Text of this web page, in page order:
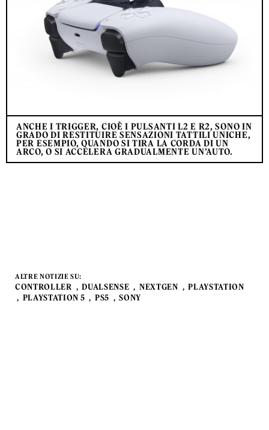
ANCHE I TRIGGER, CIOÈ I PULSANTI L2 E R2, SONO IN
GRADO DI RESTITUIRE SENSAZIONI TATTILI UNICHE,
PER ESEMPIO, QUANDO SI TIRA LA CORDA DI UN
ARCO, O SI ACCELERA GRADUALMENTE UN’AUTO.
ALTRE NOTIZIE SU:
CONTROLLER DUALSENSE NEXTGEN
PLAYSTATION
PLAYSTATION 5
PS5 SONY